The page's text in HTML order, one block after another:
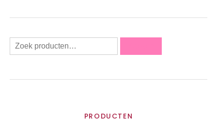
PRODUCTEN